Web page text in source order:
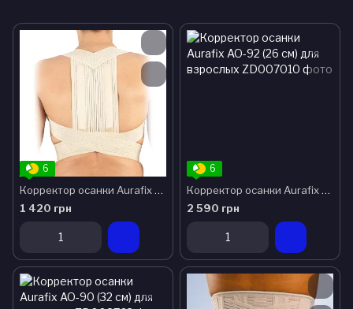
6
Корректор осанки Aurafix AO-50 для взрослых
1 420 грн
6
Корректор осанки Aurafix AO-92 (26 см) для взрослых
2 590 грн